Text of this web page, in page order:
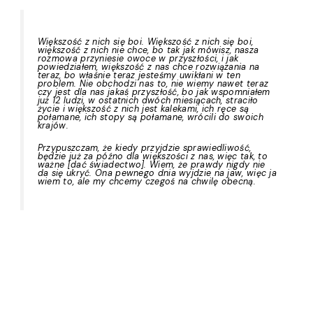
Większość z nich się boi. Większość z nich się boi,
większość z nich nie chce, bo tak jak mówisz, nasza
rozmowa przyniesie owoce w przyszłości, i jak
powiedziałem, większość z nas chce rozwiązania na
teraz, bo właśnie teraz jesteśmy uwikłani w ten
problem. Nie obchodzi nas to, nie wiemy nawet teraz
czy jest dla nas jakaś przyszłość, bo jak wspomniałem
już 12 ludzi, w ostatnich dwóch miesiącach, straciło
życie i większość z nich jest kalekami, ich ręce są
połamane, ich stopy są połamane, wrócili do swoich
krajów.
Przypuszczam, że kiedy przyjdzie sprawiedliwość,
będzie już za późno dla większości z nas, więc tak, to
ważne [dać świadectwo]. Wiem, że prawdy nigdy nie
da się ukryć. Ona pewnego dnia wyjdzie na jaw, więc ja
wiem to, ale my chcemy czegoś na chwilę obecną.